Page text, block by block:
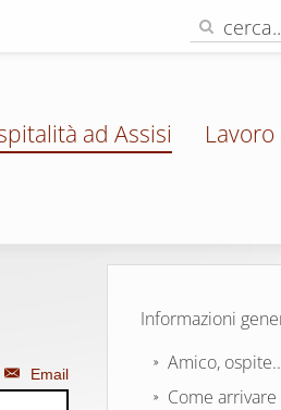
ad Assisi Lavoro
Email
Informazioni
Amico,
Come arrivare